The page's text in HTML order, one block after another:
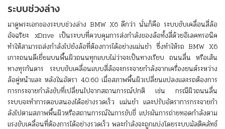
ระบบช่วงล่าง
มาดูพระเอกของระบบช่วงล่าง BMW X6 ดีกว่า นั่นก็คือ ระบบขับเคลื่อนสี่ล้อ
อัจฉริยะ xDrive เป็นระบบที่ควบคุมการส่งกำลังของล้อทั้งสี่ด้วยอิเลคทรอนิค
ทำให้สามารถส่งกำลังไปยังล้อที่ต้องการได้อย่างแม่นยำ ซี่งทำให้รถ BMW X6
เกาะถนนดีเยี่ยมบนพื้นผิวถนนทุกแบบไม่ว่าจะเป็นทางเรียบ ถนนลื่น หรือเส้น
ทางทุรกันดาร ระบบขับเคลื่อนแบบสี่ล้อจะกระจายกำลังจากเครื่องยนต์ระหว่าง
ล้อคู่หน้าและ หลังในอัตรา 40:60 เมื่อสภาพพื้นผิวเปลี่ยนแปลงและรถต้องการ
การกระจายกำลังขับที่เปลี่ยนไปจากสถานการณ์ปกติ เช่น กรณีผิวถนนลื่น
ระบบจะทำการตอบสนองได้อย่างรวดเร็ว แม่นยำ และปรับอัตราการกระจายกำ
ลังไปตามสภาพพื้นผิวหรือสถานการณ์ในการขับขี่ แปรผันการถ่ายทอดกำลังตาม
แรงขับเคลื่อนที่ต้องการได้อย่างรวดเร็ว พละกำลังจะถูกแบ่งโดยระบบมัลติคลัทช์